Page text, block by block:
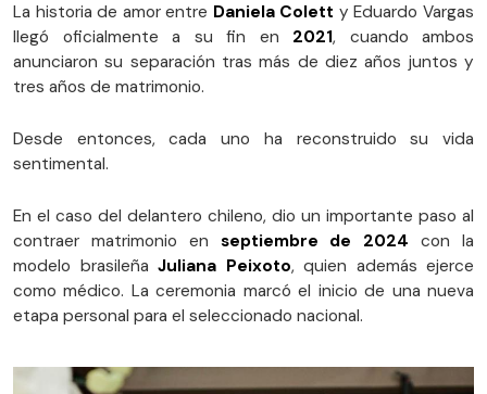
La historia de amor entre Daniela Colett y Eduardo Vargas
llegó oficialmente a su fin en 2021, cuando ambos
anunciaron su separación tras más de diez años juntos y
tres años de matrimonio.
Desde entonces, cada uno ha reconstruido su vida
sentimental.
En el caso del delantero chileno, dio un importante paso al
contraer matrimonio en septiembre de 2024 con la
modelo brasileña Juliana Peixoto, quien además ejerce
como médico. La ceremonia marcó el inicio de una nueva
etapa personal para el seleccionado nacional.